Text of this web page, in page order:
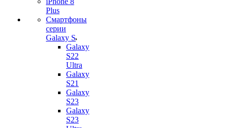
Plus
Смартфоны
серии
Galaxy S
Galaxy
S22
Ultra
Galaxy
S21
Galaxy
S23
Galaxy
S23